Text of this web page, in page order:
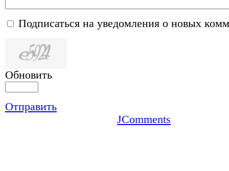
Подписаться на уведомления о новых
Обновить
Отправить
JComments